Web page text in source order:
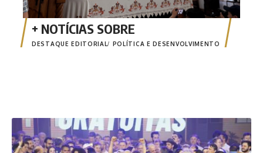
DESTAQUE EDITORIAL POLÍTICA E DESENVOLVIMENTO